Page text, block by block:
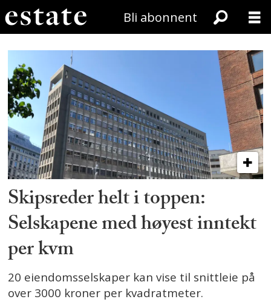
Bli abonnent
Tag:
steen__strom
Skipsreder helt i toppen:
Selskapene med høyest inntekt
per kvm
20 eiendomsselskaper kan vise til snittleie på
over 3000 kroner per kvadratmeter.